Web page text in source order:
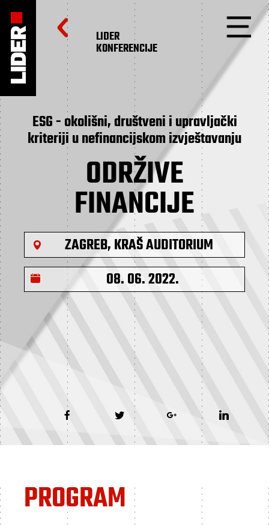
LIDER
KONFERENCIJE
ESG - okolišni, društveni i upravljački
kriteriji u nefinancijskom izvještavanju
ODRŽIVE
FINANCIJE
ZAGREB, KRAŠ AUDITORIUM
08. 06. 2022.
PROGRAM